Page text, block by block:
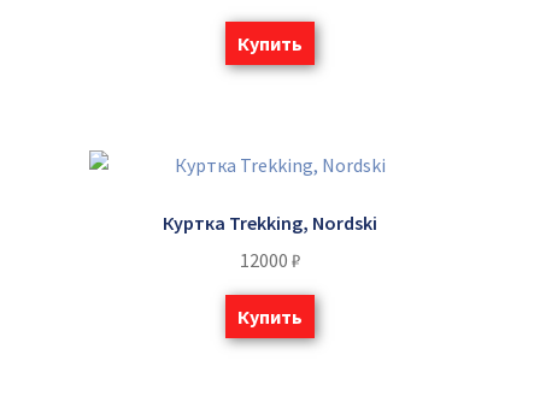
Купить
Куртка Trekking, Nordski
12000 ₽
Купить